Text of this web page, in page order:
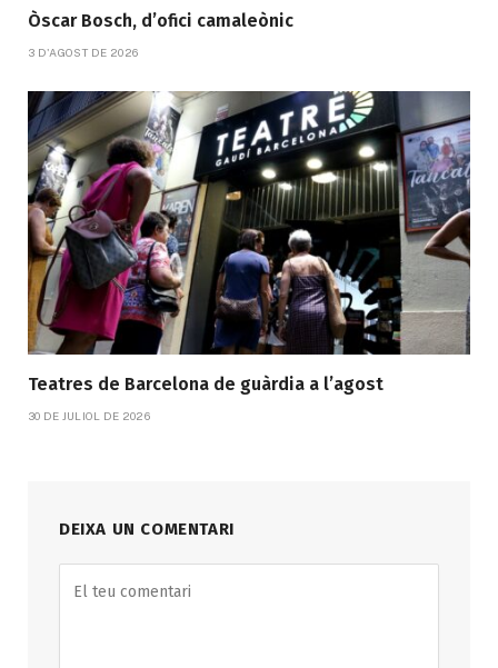
Òscar Bosch, d’ofici camaleònic
3 D'AGOST DE 2026
Teatres de Barcelona de guàrdia a l’agost
30 DE JULIOL DE 2026
DEIXA UN COMENTARI